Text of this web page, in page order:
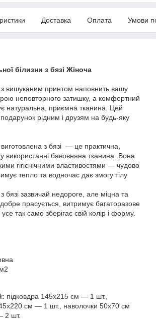
Доставка Оплата Умови
білизни з бязі Жіноча
з вишуканим принтом наповнить вашу
неповторного затишку, а комфортний
натуральна, приємна тканина. Цей
рідним і друзям на будь-яку
виготовлена з бязі — це практична,
використанні бавовняна тканина. Вона
гігієнічними властивостями — чудово
тепло та водночас дає змогу тілу
бязі зазвичай недороге, але міцна та
прасується, витримує багаторазове
так само зберігає свій колір і форму.
підковдра 145х215 см — 1 шт.,
см — 1 шт., наволочки 50х70 см
2 шт.